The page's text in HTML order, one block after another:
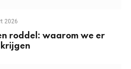
2026
roddel: waarom we er